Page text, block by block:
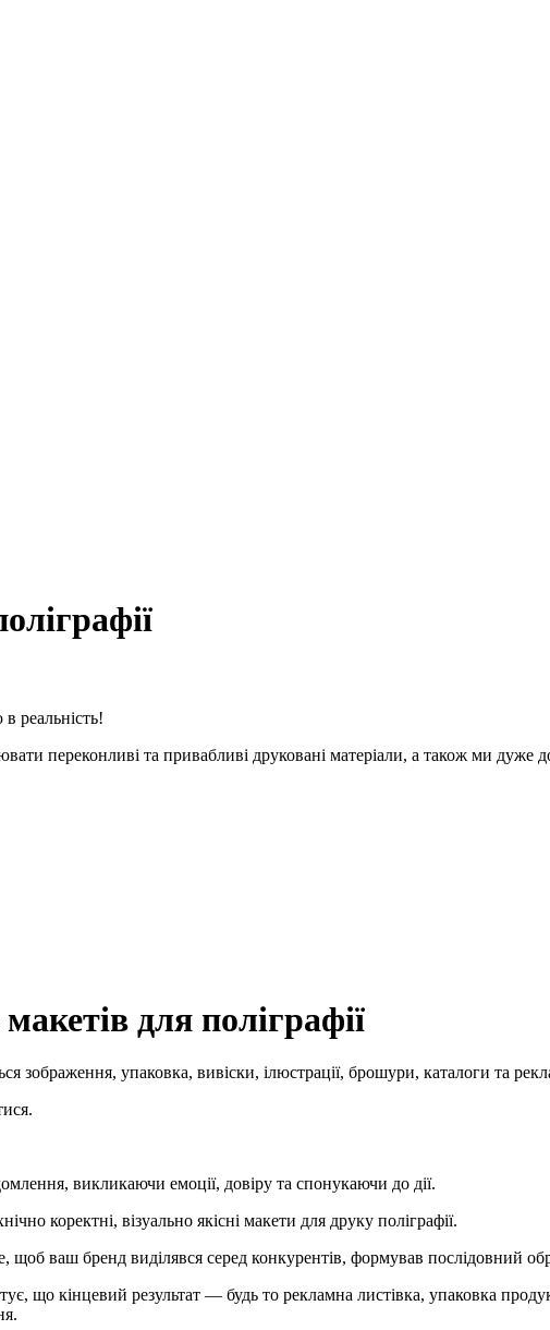
реальність!
переконливі та привабливі друковані матеріали, а також ми дуже
для поліграфії
зображення, упаковка, вивіски, ілюстрації, брошури, каталоги та
викликаючи емоції, довіру та спонукаючи до дії.
коректні, візуально якісні макети для друку поліграфії.
ваш бренд виділявся серед конкурентів, формував послідовний
що кінцевий результат — будь то рекламна листівка, упаковка